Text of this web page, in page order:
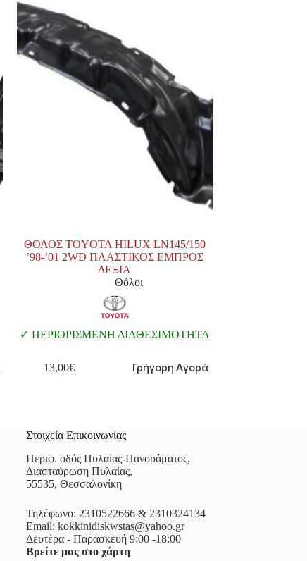
ΘΟΛΟΣ TOYOTA HILUX LN145/150
’98-’01 2WD ΠΛΑΣΤΙΚΟΣ ΕΜΠΡΟΣ
ΔΕΞΙΑ
Θόλοι
ΠΕΡΙΟΡΙΣΜΕΝΗ ΔΙΑΘΕΣΙΜΟΤΗΤΑ
13,00€ Γρήγορη Αγορά
Στοιχεία Επικοινωνίας
Περιφ. οδός Πυλαίας-Πανοράματος,
Διασταύρωση Πυλαίας,
55535, Θεσσαλονίκη
Τηλέφωνο: 2310522666& 2310324134
Email: kokkinidiskwstas@yahoo.gr
Δευτέρα - Παρασκευή 9:00 -18:00
Βρείτε μας στο χάρτη